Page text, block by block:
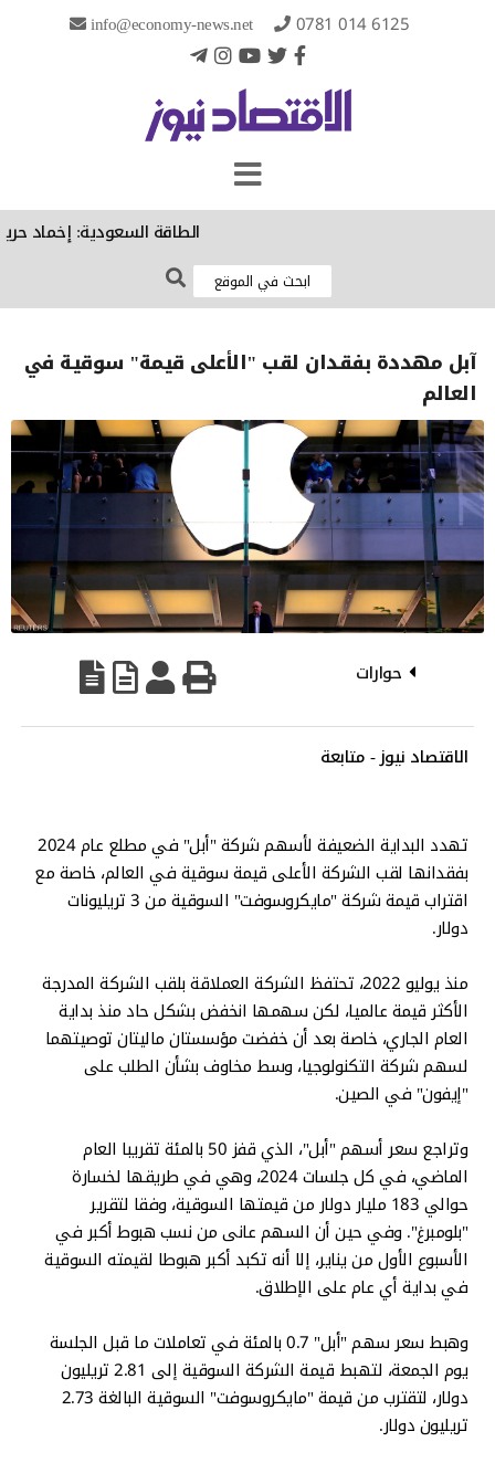
info@economy-news.net 0781 014 6125
الطاقة السعودية: إخماد
آبل مهددة بفقدان لقب "الأعلى قيمة" سوقية في
العالم
حوارات
الاقتصاد نيوز - متابعة
تهدد البداية الضعيفة لأسهم شركة "أبل" في مطلع عام 2024
بفقدانها لقب الشركة الأعلى قيمة سوقية في العالم، خاصة مع
اقتراب قيمة شركة "مايكروسوفت" السوقية من 3 تريليونات
دولار.
منذ يوليو 2022، تحتفظ الشركة العملاقة بلقب الشركة المدرجة
الأكثر قيمة عالميا، لكن سهمها انخفض بشكل حاد منذ بداية
العام الجاري، خاصة بعد أن خفضت مؤسستان ماليتان توصيتهما
لسهم شركة التكنولوجيا، وسط مخاوف بشأن الطلب على
"إيفون" في الصين.
وتراجع سعر أسهم "أبل"، الذي قفز 50 بالمئة تقريبا العام
الماضي، في كل جلسات 2024، وهي في طريقها لخسارة
حوالي 183 مليار دولار من قيمتها السوقية، وفقا لتقرير
"بلومبرغ". وفي حين أن السهم عانى من نسب هبوط أكبر في
الأسبوع الأول من يناير، إلا أنه تكبد أكبر هبوطا لقيمته السوقية
في بداية أي عام على الإطلاق.
وهبط سعر سهم "أبل" 0.7 بالمئة في تعاملات ما قبل الجلسة
يوم الجمعة، لتهبط قيمة الشركة السوقية إلى 2.81 تريليون
دولار، لتقترب من قيمة "مايكروسوفت" السوقية البالغة 2.73
تريليون دولار.